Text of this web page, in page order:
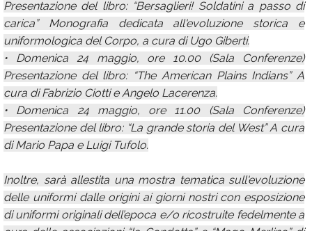
Presentazione del libro: “Bersaglieri! Soldatini a passo di
carica” Monografia dedicata all'evoluzione storica e
uniformologica del Corpo, a cura di Ugo Giberti.
• Domenica 24 maggio, ore 10.00 (Sala Conferenze)
Presentazione del libro: “The American Plains Indians” A
cura di Fabrizio Ciotti e Angelo Lacerenza.
• Domenica 24 maggio, ore 11.00 (Sala Conferenze)
Presentazione del libro: “La grande storia del West” A cura
di Mario Papa e Luigi Tufolo.
Inoltre, sarà allestita una mostra tematica sull'evoluzione
delle uniformi dalle origini ai giorni nostri con esposizione
di uniformi originali dell’epoca e/o ricostruite fedelmente a